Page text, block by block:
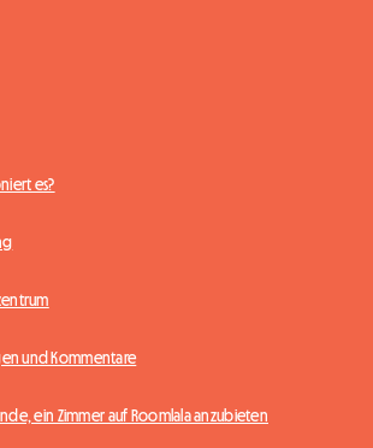
es?
und Kommentare
ein Zimmer auf Roomlala anzubieten